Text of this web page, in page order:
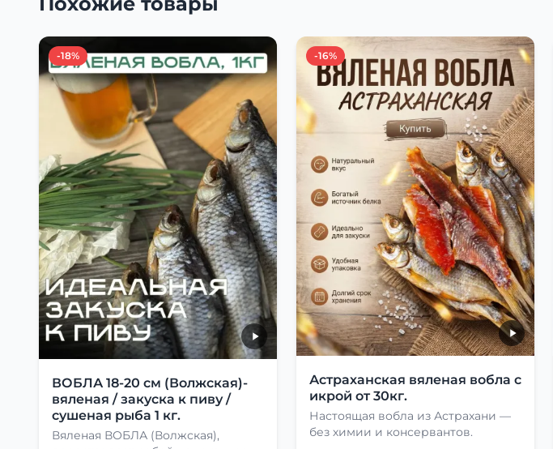
-18%
ВОБЛА 18-20 см (Волжская)-
вяленая / закуска к пиву /
сушеная рыба 1 кг.
Вяленая ВОБЛА (Волжская),
-16%
Астраханская вяленая вобла с
икрой от 30кг.
Настоящая вобла из Астрахани —
без химии и консервантов.